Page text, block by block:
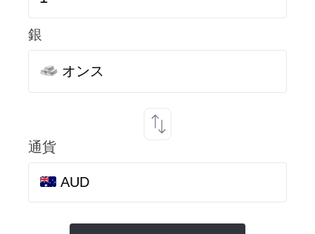
銀
オンス
通貨
AUD